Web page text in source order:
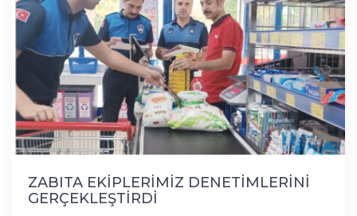
ZABITA EKİPLERİMİZ DENETİMLERİNİ
GERÇEKLEŞTİRDİ